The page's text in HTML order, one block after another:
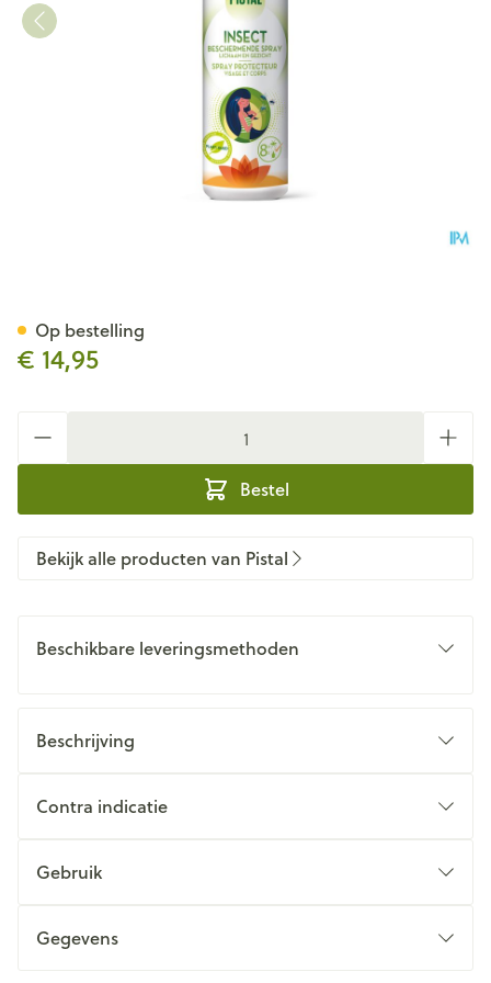
€ 14,95
Bestel
Op bestelling
Bekijk alle producten van Pistal
Beschikbare leveringsmethoden
Beschrijving
Contra indicatie
Gebruik
Gegevens